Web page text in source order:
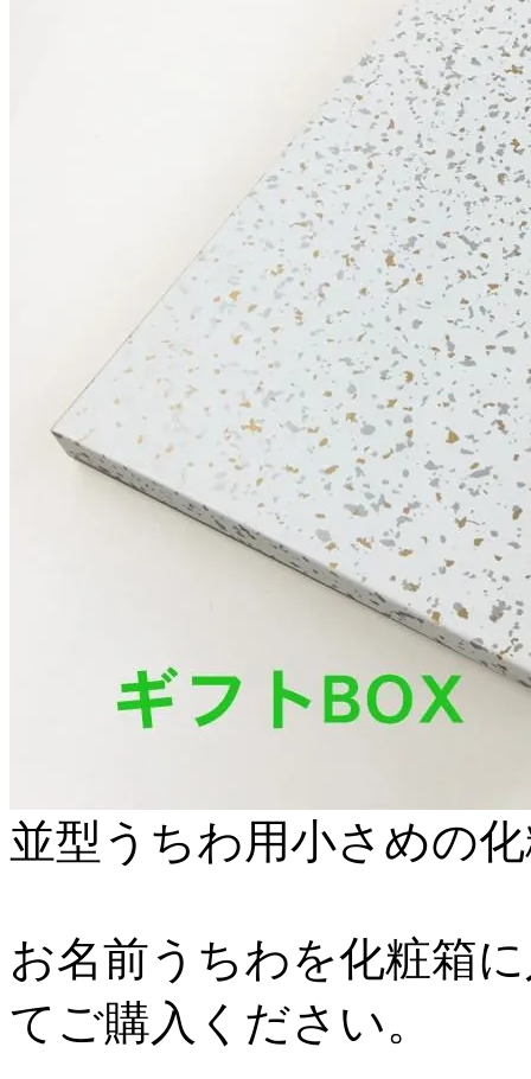
並型うちわ用小さめの
お名前うちわを化粧箱
てご購入ください。